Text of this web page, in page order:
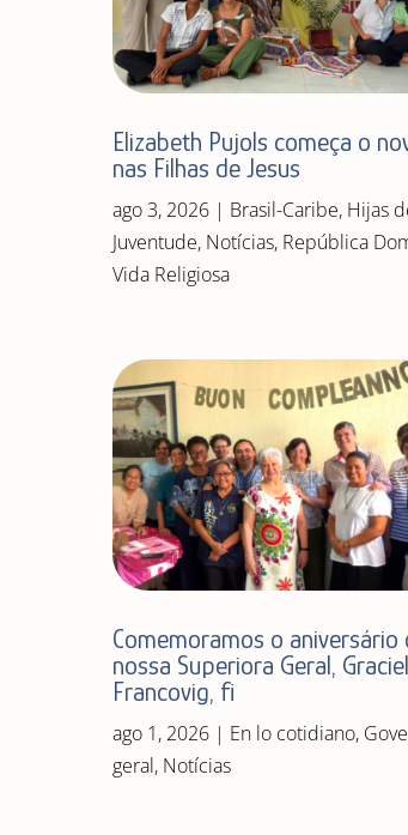
Elizabeth Pujols começa o
nas Filhas de Jesus
ago 3, 2026| Brasil-Caribe, Hijas
Juventude, Notícias, República
Vida Religiosa
Comemoramos o aniversário
nossa Superiora Geral,
Francovig, fi
ago 1, 2026| En lo cotidiano,
geral, Notícias